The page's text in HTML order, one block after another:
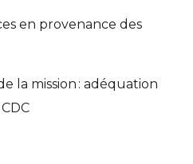
en provenance des
la mission : adéquation